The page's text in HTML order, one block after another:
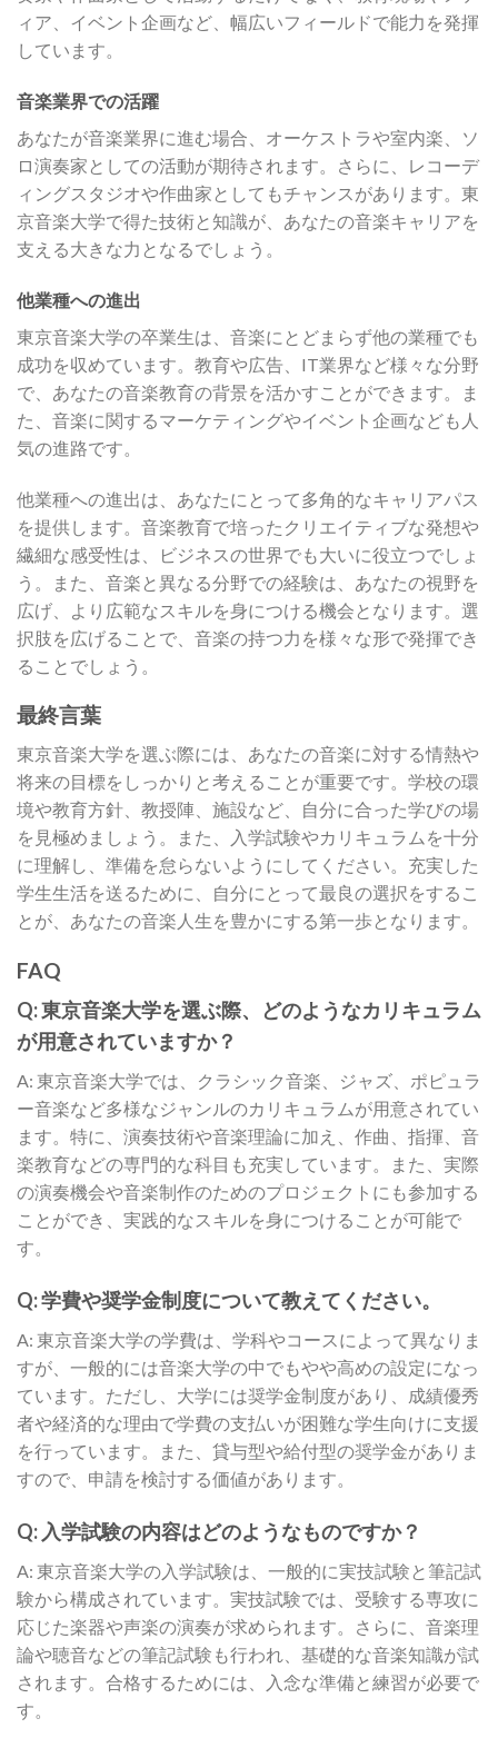
ィア、イベント企画など、幅広いフィールドで能力を発揮
しています。
音楽業界での活躍
あなたが音楽業界に進む場合、オーケストラや室内楽、ソ
ロ演奏家としての活動が期待されます。さらに、レコーデ
ィングスタジオや作曲家としてもチャンスがあります。東
京音楽大学で得た技術と知識が、あなたの音楽キャリアを
支える大きな力となるでしょう。
他業種への進出
東京音楽大学の卒業生は、音楽にとどまらず他の業種でも
成功を収めています。教育や広告、IT業界など様々な分野
で、あなたの音楽教育の背景を活かすことができます。ま
た、音楽に関するマーケティングやイベント企画なども人
気の進路です。
他業種への進出は、あなたにとって多角的なキャリアパス
を提供します。音楽教育で培ったクリエイティブな発想や
繊細な感受性は、ビジネスの世界でも大いに役立つでしょ
う。また、音楽と異なる分野での経験は、あなたの視野を
広げ、より広範なスキルを身につける機会となります。選
択肢を広げることで、音楽の持つ力を様々な形で発揮でき
ることでしょう。
最終言葉
東京音楽大学を選ぶ際には、あなたの音楽に対する情熱や
将来の目標をしっかりと考えることが重要です。学校の環
境や教育方針、教授陣、施設など、自分に合った学びの場
を見極めましょう。また、入学試験やカリキュラムを十分
に理解し、準備を怠らないようにしてください。充実した
学生生活を送るために、自分にとって最良の選択をするこ
とが、あなたの音楽人生を豊かにする第一歩となります。
FAQ
Q: 東京音楽大学を選ぶ際、どのようなカリキュラム
が用意されていますか？
A: 東京音楽大学では、クラシック音楽、ジャズ、ポピュラ
ー音楽など多様なジャンルのカリキュラムが用意されてい
ます。特に、演奏技術や音楽理論に加え、作曲、指揮、音
楽教育などの専門的な科目も充実しています。また、実際
の演奏機会や音楽制作のためのプロジェクトにも参加する
ことができ、実践的なスキルを身につけることが可能で
す。
Q: 学費や奨学金制度について教えてください。
A: 東京音楽大学の学費は、学科やコースによって異なりま
すが、一般的には音楽大学の中でもやや高めの設定になっ
ています。ただし、大学には奨学金制度があり、成績優秀
者や経済的な理由で学費の支払いが困難な学生向けに支援
を行っています。また、貸与型や給付型の奨学金がありま
すので、申請を検討する価値があります。
Q: 入学試験の内容はどのようなものですか？
A: 東京音楽大学の入学試験は、一般的に実技試験と筆記試
験から構成されています。実技試験では、受験する専攻に
応じた楽器や声楽の演奏が求められます。さらに、音楽理
論や聴音などの筆記試験も行われ、基礎的な音楽知識が試
されます。合格するためには、入念な準備と練習が必要で
す。